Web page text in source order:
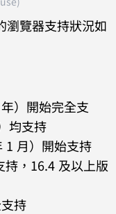
瀏覽器支持狀況如
）開始完全支
均支持
1 月）開始支持
持，16.4 及以上版
持